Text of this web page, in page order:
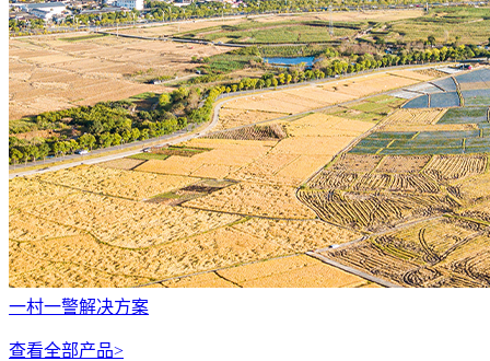
一村一警解决方案
查看全部产品>